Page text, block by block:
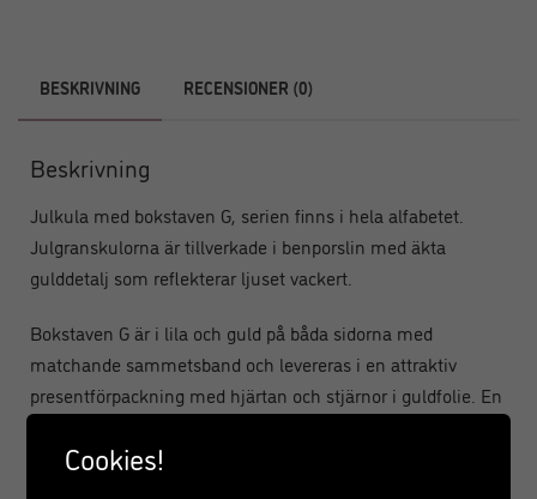
BESKRIVNING RECENSIONER (0)
Beskrivning
Julkula med bokstaven G, serien finns i hela alfabetet.
Julgranskulorna är tillverkade i benporslin med äkta
gulddetalj som reflekterar ljuset vackert.
Bokstaven G är i lila och guld på båda sidorna med
matchande sammetsband och levereras i en attraktiv
presentförpackning med hjärtan och stjärnor i guldfolie. En
Cookies!